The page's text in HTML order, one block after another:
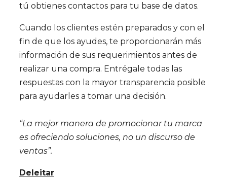
tú obtienes contactos para tu base de datos.
Cuando los clientes estén preparados y con el
fin de que los ayudes, te proporcionarán más
información de sus requerimientos antes de
realizar una compra. Entrégale todas las
respuestas con la mayor transparencia posible
para ayudarles a tomar una decisión.
“La mejor manera de promocionar tu marca
es ofreciendo soluciones, no un discurso de
ventas”.
Deleitar